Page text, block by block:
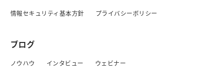
情報セキュリティ基本方針 プライバシーボリシー
ブログ
ノウハウ インタビュー ウェビナー